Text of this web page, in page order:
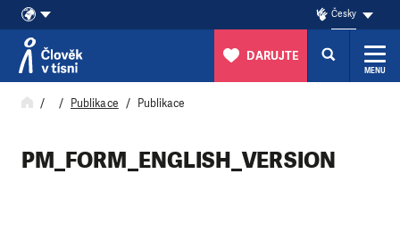
Přeskočit na obsah
Česky
DARUJTE
MENU
Publikace Publikace
PM_FORM_ENGLISH_VERSION